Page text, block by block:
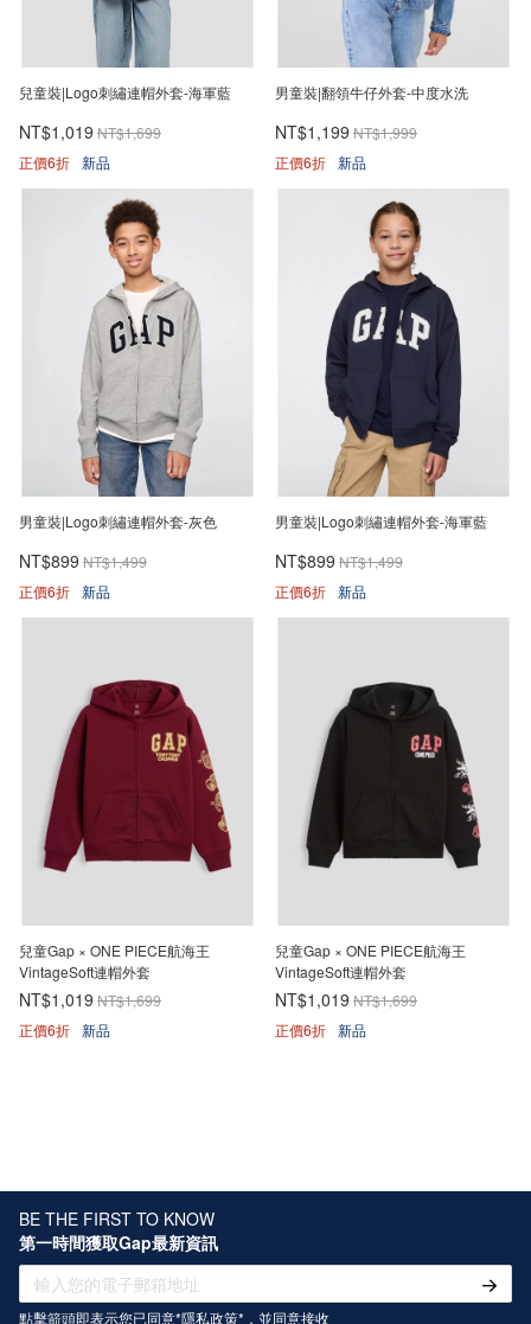
兒童裝|Logo刺繡連帽外套-海軍藍
NT$1,019 NT$1,699
正價6折 新品
男童裝|翻領牛仔外套-中度水洗
NT$1,199 NT$1,999
正價6折 新品
男童裝|Logo刺繡連帽外套-灰色
NT$899 NT$1,499
正價6折 新品
男童裝|Logo刺繡連帽外套-海軍藍
NT$899 NT$1,499
正價6折 新品
兒童Gap × ONE PIECE航海王
VintageSoft連帽外套
NT$1,019 NT$1,699
正價6折 新品
兒童Gap × ONE PIECE航海王
VintageSoft連帽外套
NT$1,019 NT$1,699
正價6折 新品
BE THE FIRST TO KNOW
第一時間獲取Gap最新資訊
點擊箭頭即表示您已同意*隱私政策*，並同意接收